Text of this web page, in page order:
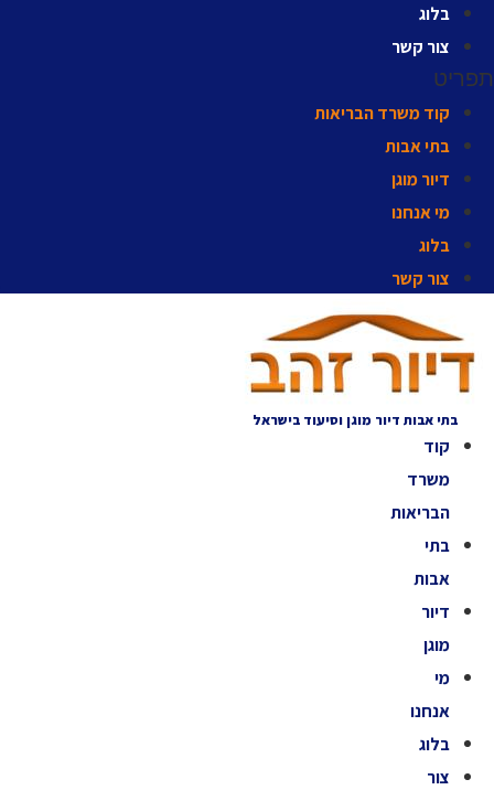
בלוג
צור קשר
תפריט
קוד משרד הבריאות
בתי אבות
דיור מוגן
מי אנחנו
בלוג
צור קשר
בתי אבות דיור מוגן וסיעוד בישראל
קוד
משרד
הבריאות
בתי
אבות
דיור
מוגן
מי
אנחנו
בלוג
צור